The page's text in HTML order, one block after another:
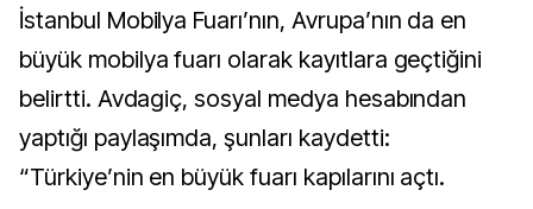
İstanbul Mobilya Fuarı’nın, Avrupa’nın da en
büyük mobilya fuarı olarak kayıtlara geçtiğini
belirtti. Avdagiç, sosyal medya hesabından
yaptığı paylaşımda, şunları kaydetti:
“Türkiye’nin en büyük fuarı kapılarını açtı.